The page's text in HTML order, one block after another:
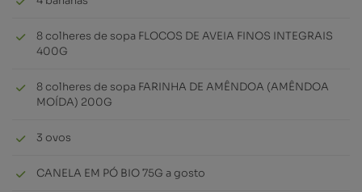
8 colheres de sopa FLOCOS DE AVEIA FINOS INTEGRAIS
400G
8 colheres de sopa FARINHA DE AMÊNDOA (AMÊNDOA
MOÍDA) 200G
3 ovos
CANELA EM PÓ BIO 75G a gosto